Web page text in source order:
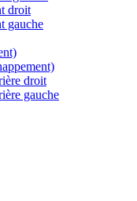
droit
gauche
droit
gauche